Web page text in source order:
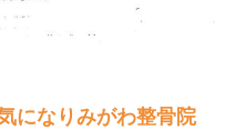
になりみがわ整骨院